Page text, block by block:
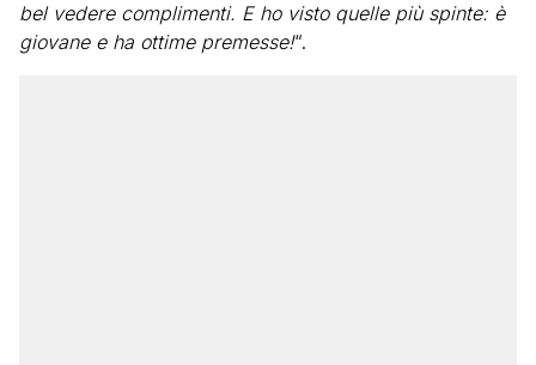
bel vedere complimenti. E ho visto quelle più spinte: è
giovane e ha ottime premesse!“.